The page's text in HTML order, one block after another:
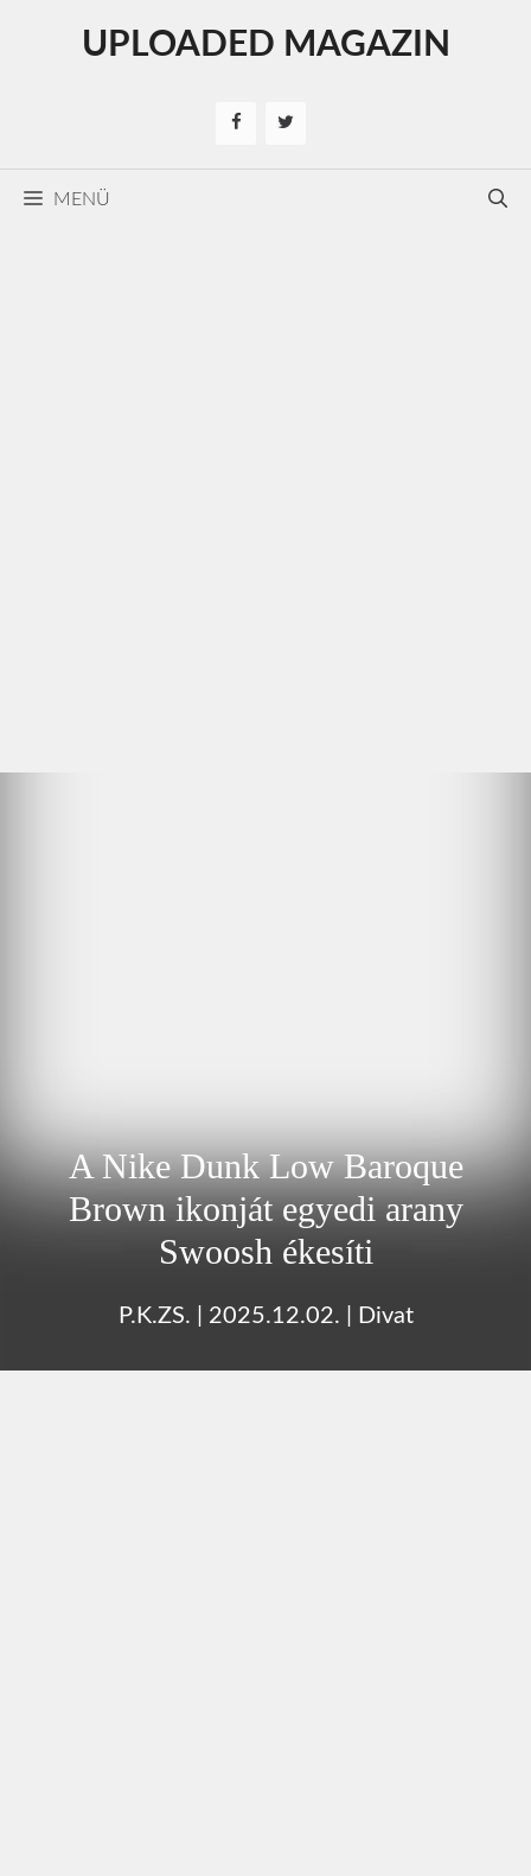
UPLOADED MAGAZIN
MENÜ
A Nike Dunk Low Baroque
Brown ikonját egyedi arany
Swoosh ékesíti
P.K.ZS. 2025.12.02. Divat